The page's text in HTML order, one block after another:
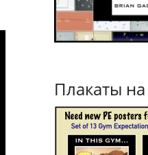
Плакаты на